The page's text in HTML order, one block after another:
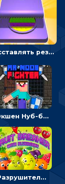
Расставлять резиновые кубики, чтобы делать поп-ит - гиперказуальные
Экшен Нуб-боец: прыгать через препятствия или бить врагов мечом
Разрушитель фруктов: стрелять ягодами по ананасам